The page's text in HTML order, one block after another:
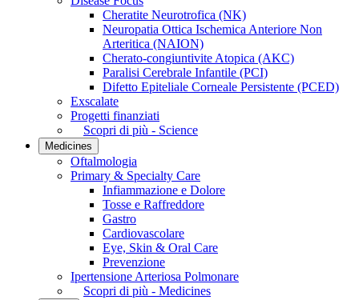
Cheratite Neurotrofica (NK)
Neuropatia Ottica Ischemica Anteriore Non
Arteritica (NAION)
Cherato-congiuntivite Atopica (AKC)
Paralisi Cerebrale Infantile (PCI)
Difetto Epiteliale Corneale Persistente (PCED)
Exscalate
Progetti finanziati
Scopri di più - Science
Medicines
Oftalmologia
Primary & Specialty Care
Infiammazione e Dolore
Tosse e Raffreddore
Gastro
Cardiovascolare
Eye, Skin & Oral Care
Prevenzione
Ipertensione Arteriosa Polmonare
Scopri di più - Medicines